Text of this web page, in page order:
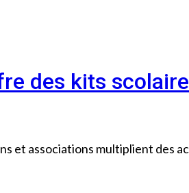
des kits
et associations multiplient des